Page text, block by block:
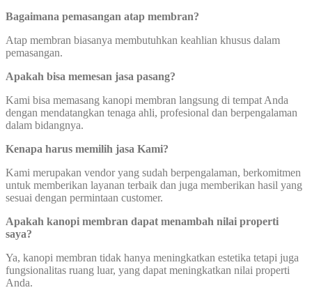
Bagaimana pemasangan atap membran?
Atap membran biasanya membutuhkan keahlian khusus dalam
pemasangan.
Apakah bisa memesan jasa pasang?
Kami bisa memasang kanopi membran langsung di tempat Anda
dengan mendatangkan tenaga ahli, profesional dan berpengalaman
dalam bidangnya.
Kenapa harus memilih jasa Kami?
Kami merupakan vendor yang sudah berpengalaman, berkomitmen
untuk memberikan layanan terbaik dan juga memberikan hasil yang
sesuai dengan permintaan customer.
Apakah kanopi membran dapat menambah nilai properti
saya?
Ya, kanopi membran tidak hanya meningkatkan estetika tetapi juga
fungsionalitas ruang luar, yang dapat meningkatkan nilai properti
Anda.